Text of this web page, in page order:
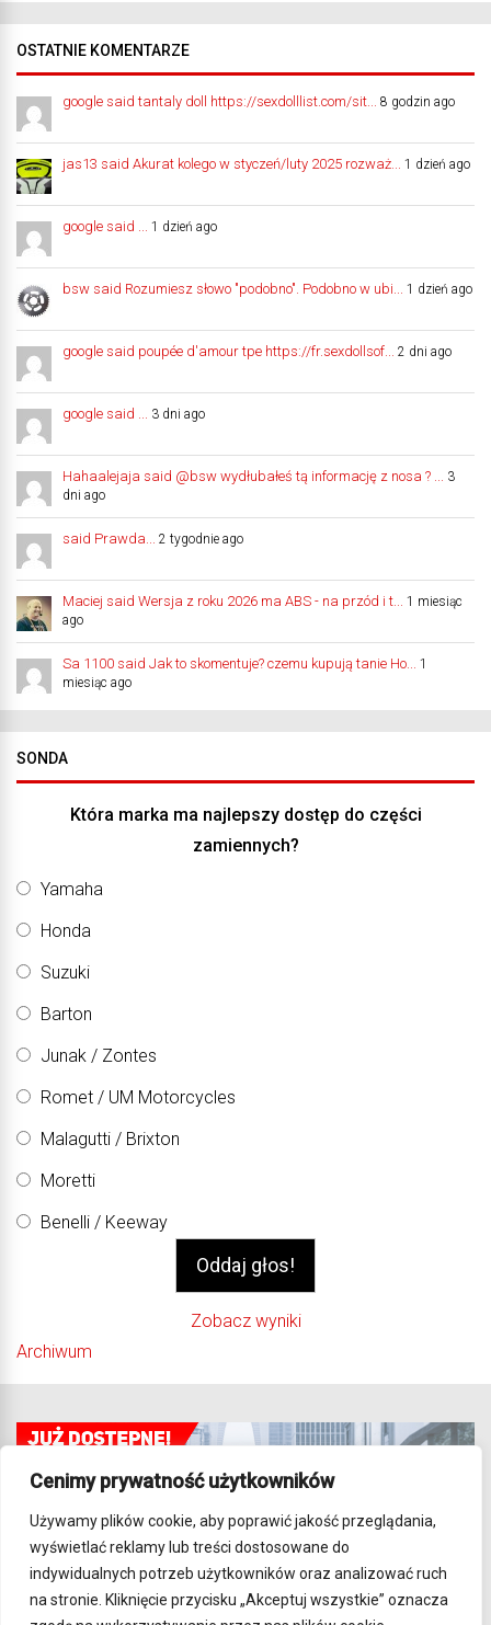
Cenimy prywatność użytkowników
Używamy plików cookie, aby poprawić jakość przeglądania,
wyświetlać reklamy lub treści dostosowane do
indywidualnych potrzeb użytkowników oraz analizować ruch
na stronie. Kliknięcie przycisku „Akceptuj wszystkie” oznacza
OSTATNIE KOMENTARZE
google said tantaly doll https://sexdolllist.com/sit... 8 godzin ago
jas13 said Akurat kolego w styczeń/luty 2025 rozważ... 1 dzień ago
google said ... 1 dzień ago
bsw said Rozumiesz słowo "podobno". Podobno w ubi... 1 dzień ago
google said poupée d'amour tpe https://fr.sexdollsof... 2 dni ago
google said ... 3 dni ago
Hahaalejaja said @bsw wydłubałeś tą informację z nosa ? ...
3
dni ago
said Prawda... 2 tygodnie ago
Maciej said Wersja z roku 2026 ma ABS - na przód i t...
1 miesiąc
ago
Sa 1100 said Jak to skomentuje? czemu kupują tanie Ho...
1
miesiąc ago
SONDA
Która marka ma najlepszy dostęp do części
zamiennych?
Yamaha
Honda
Suzuki
Barton
Junak / Zontes
Romet / UM Motorcycles
Malagutti / Brixton
Moretti
Benelli / Keeway
Zobacz wyniki
Archiwum